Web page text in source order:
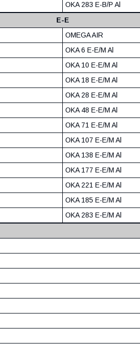
OKA 283 E-B/P Al
E-E
OMEGA AIR
OKA 6 E-E/M Al
OKA 10 E-E/M Al
OKA 18 E-E/M Al
OKA 28 E-E/M Al
OKA 48 E-E/M Al
OKA 71 E-E/M Al
OKA 107 E-E/M Al
OKA 138 E-E/M Al
OKA 177 E-E/M Al
OKA 221 E-E/M Al
OKA 185 E-E/M Al
OKA 283 E-E/M Al